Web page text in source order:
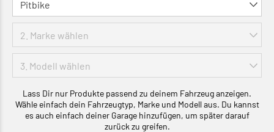
Lass Dir nur Produkte passend zu deinem Fahrzeug anzeigen.
Wähle einfach dein Fahrzeugtyp, Marke und Modell aus. Du kannst
es auch einfach deiner Garage hinzufügen, um später darauf
zurück zu greifen.